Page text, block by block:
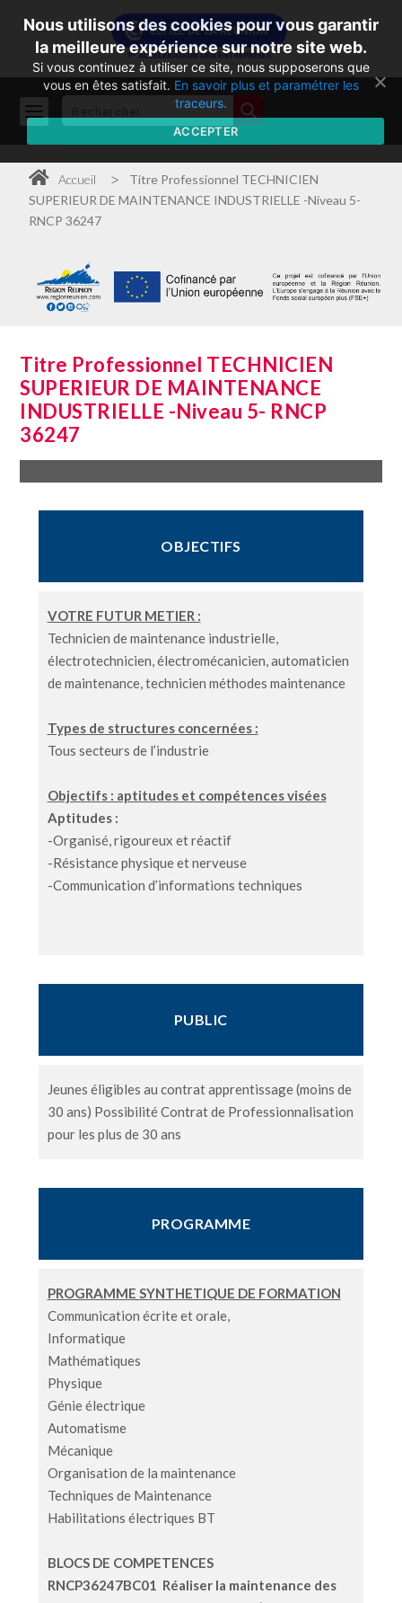
Accueil >
Titre Professionnel TECHNICIEN
SUPERIEUR DE MAINTENANCE INDUSTRIELLE -Niveau 5-
RNCP 36247
Titre Professionnel TECHNICIEN
SUPERIEUR DE MAINTENANCE
INDUSTRIELLE -Niveau 5- RNCP
36247
OBJECTIFS
VOTRE FUTUR METIER :
Technicien de maintenance industrielle,
électrotechnicien, électromécanicien, automaticien
de maintenance, technicien méthodes maintenance
Types de structures concernées :
Tous secteurs de l’industrie
Objectifs : aptitudes et compétences visées
Aptitudes :
-Organisé, rigoureux et réactif
-Résistance physique et nerveuse
-Communication d’informations techniques
PUBLIC
Jeunes éligibles au contrat apprentissage (moins de
30 ans) Possibilité Contrat de Professionnalisation
pour les plus de 30 ans
PROGRAMME
PROGRAMME SYNTHETIQUE DE FORMATION
Communication écrite et orale,
Informatique
Mathématiques
Physique
Génie électrique
Automatisme
Mécanique
Organisation de la maintenance
Techniques de Maintenance
Habilitations électriques BT
BLOCS DE COMPETENCES
RNCP36247BC01 Réaliser la maintenance des
Nous utilisons des cookies pour vous garantir
la meilleure expérience sur notre site web.
Si vous continuez à utiliser ce site, nous supposerons que
vous en êtes satisfait. En savoir plus et paramétrer les
traceurs.
ACCEPTER